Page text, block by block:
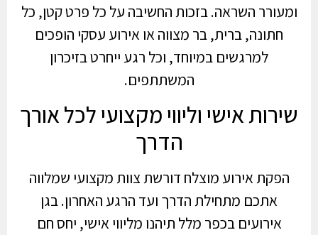
ומעורר השראה. בזכות החשיבה על כל פרט קטן, כל
חתונה, ברית, בר מצווה או אירוע עסקי הופכים
למרגשים במיוחד, וכל רגע ייחרט בזיכרון
המשתתפים.
שירות אישי וליווי מקצועי לכל אורך
הדרך
הפקת אירוע מוצלח דורשת צוות מקצועי שמלווה
אתכם מתחילת הדרך ועד הרגע האחרון. בגן
אירועים בכפר מלל תיהנו מליווי אישי, יחס חם